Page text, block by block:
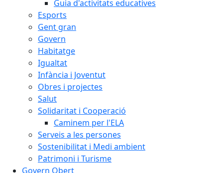
Guia d'activitats educatives
Esports
Gent gran
Govern
Habitatge
Igualtat
Infància i Joventut
Obres i projectes
Salut
Solidaritat i Cooperació
Caminem per l'ELA
Serveis a les persones
Sostenibilitat i Medi ambient
Patrimoni i Turisme
Govern Obert